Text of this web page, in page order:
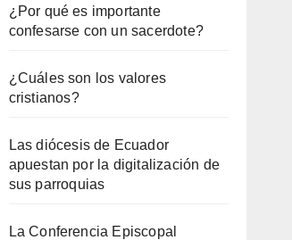
¿Por qué es importante
confesarse con un sacerdote?
¿Cuáles son los valores
cristianos?
Las diócesis de Ecuador
apuestan por la digitalización de
sus parroquias
La Conferencia Episcopal